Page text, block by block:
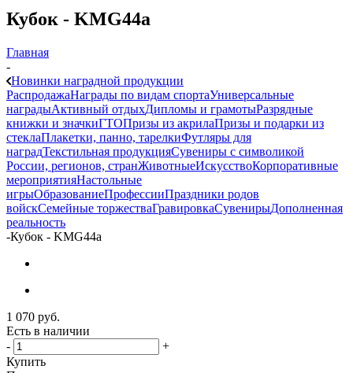
Кубок - KMG44a
Главная
-
Новинки наградной продукции
РаспродажаНаграды по видам спортаУниверсальные
наградыАктивный отдыхДипломы и грамотыРазрядные
книжки и значкиГТОПризы из акрилаПризы и подарки из
стеклаПлакетки, панно, тарелкиФутляры для
наградТекстильная продукцияСувениры с символикой
России, регионов, странЖивотныеИскусствоКорпоративные
мероприятияНастольные
игрыОбразованиеПрофессииПраздники родов
войскСемейные торжестваГравировкаСувенирыДополненная
реальность
-Кубок - KMG44a
1 070 руб.
Есть в наличии
-
+
Купить